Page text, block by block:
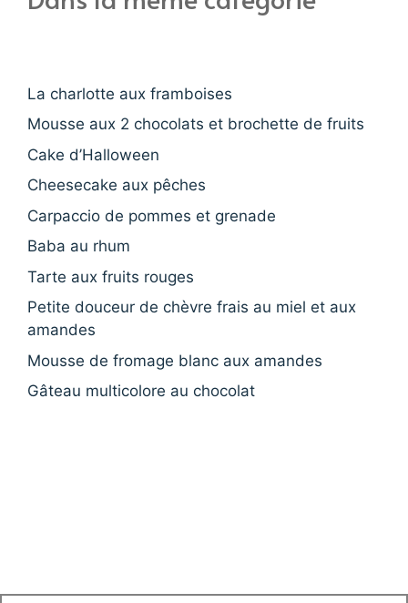
La charlotte aux framboises
Mousse aux 2 chocolats et brochette de fruits
Cake d’Halloween
Cheesecake aux pêches
Carpaccio de pommes et grenade
Baba au rhum
Tarte aux fruits rouges
Petite douceur de chèvre frais au miel et aux
amandes
Mousse de fromage blanc aux amandes
Gâteau multicolore au chocolat